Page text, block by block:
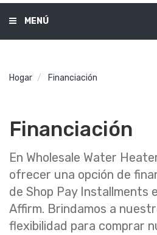
MENÚ
Hogar Financiación
Financiación
En Wholesale Water
ofrecer una opción de
de Shop Pay Installments
Affirm. Brindamos a
flexibilidad para comprar